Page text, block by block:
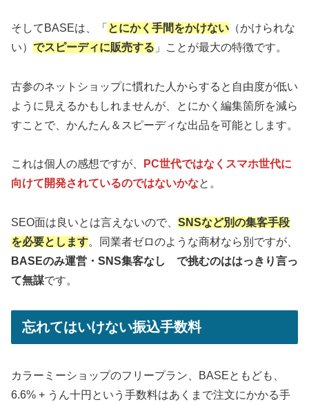
そしてBASEは、「 とにかく手間をかけない （かけられな
い） でスピーディに販売する 」ことが最大の特徴です。
古参のネットショップに慣れた人からすると自由度が低い
ように見えるかもしれませんが、とにかく編集箇所を減ら
すことで、かんたん＆スピーディな出品を可能とします。
これは個人の感想ですが、
PC世代ではなくスマホ世代に
向けて開発されているのではないかなと。
SEO面は良いとは言えないので、 SNSなど別の集客手段
を必要とします。同業者ゼロのような商材なら別ですが、
BASEのみ運営・SNS集客なし で挑むのははっきり言っ
て無謀です。
忘れてはいけない振込手数料
カラーミーショップのフリープラン、BASEともども、
6.6% + うん十円という手数料はあくまで注文にかかる手